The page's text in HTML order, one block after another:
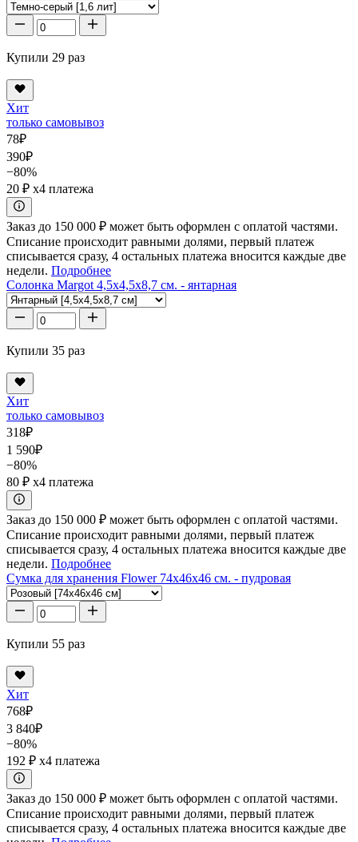
Купили 29 раз
Хит
только самовывоз
78₽
390₽
−80%
20 ₽ x4 платежа
Заказ до 150 000 ₽ может быть оформлен с оплатой частями.
Списание происходит равными долями, первый платеж
списывается сразу, 4 остальных платежа вносится каждые две
недели. Подробнее
Солонка Margot 4,5x4,5x8,7 см. - янтарная
Купили 35 раз
Хит
только самовывоз
318₽
1 590₽
−80%
80 ₽ x4 платежа
Заказ до 150 000 ₽ может быть оформлен с оплатой частями.
Списание происходит равными долями, первый платеж
списывается сразу, 4 остальных платежа вносится каждые две
недели. Подробнее
Сумка для хранения Flower 74x46x46 см. - пудровая
Купили 55 раз
Хит
768₽
3 840₽
−80%
192 ₽ x4 платежа
Заказ до 150 000 ₽ может быть оформлен с оплатой частями.
Списание происходит равными долями, первый платеж
списывается сразу, 4 остальных платежа вносится каждые две